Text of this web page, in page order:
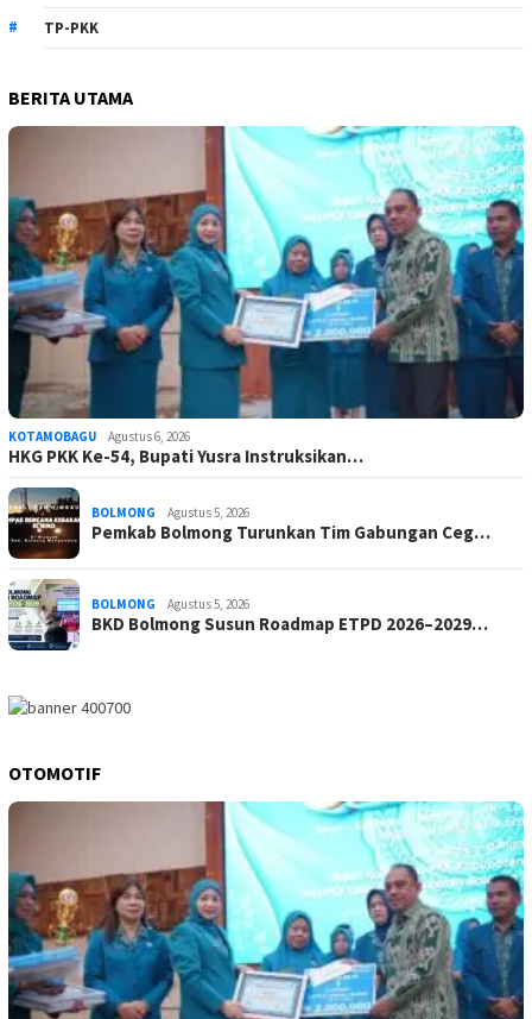
TP-PKK
BERITA UTAMA
KOTAMOBAGU Agustus 6, 2026
HKG PKK Ke-54, Bupati Yusra Instruksikan…
BOLMONG Agustus 5, 2026
Pemkab Bolmong Turunkan Tim Gabungan Ceg…
BOLMONG Agustus 5, 2026
BKD Bolmong Susun Roadmap ETPD 2026–2029…
OTOMOTIF